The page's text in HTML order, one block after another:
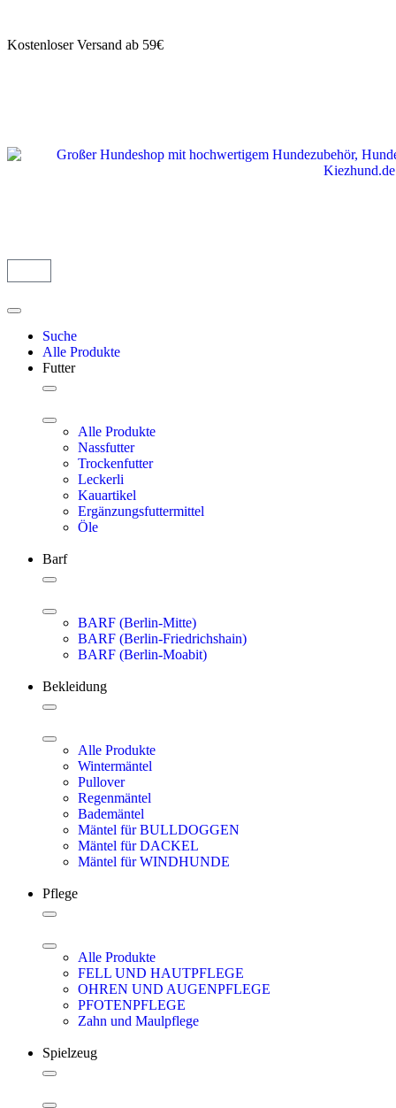
Kostenloser Versand ab 59€
Suche
Alle Produkte
Futter
Alle Produkte
Nassfutter
Trockenfutter
Leckerli
Kauartikel
Ergänzungsfuttermittel
Öle
Barf
BARF (Berlin-Mitte)
BARF (Berlin-Friedrichshain)
BARF (Berlin-Moabit)
Bekleidung
Alle Produkte
Wintermäntel
Pullover
Regenmäntel
Bademäntel
Mäntel für BULLDOGGEN
Mäntel für DACKEL
Mäntel für WINDHUNDE
Pflege
Alle Produkte
FELL UND HAUTPFLEGE
OHREN UND AUGENPFLEGE
PFOTENPFLEGE
Zahn und Maulpflege
Spielzeug